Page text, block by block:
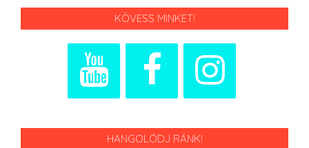
KÖVESS MINKET!
HANGOLÓDJ RÁNK!